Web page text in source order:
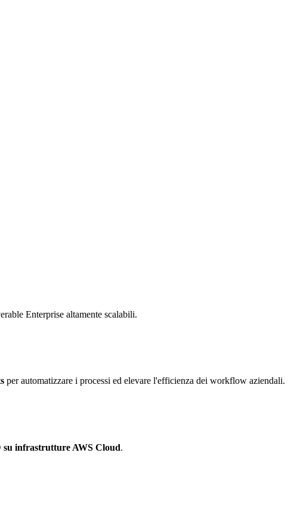
Enterprise altamente scalabili.
per automatizzare i processi ed elevare l'efficienza dei workflow aziendali.
su infrastrutture AWS Cloud.